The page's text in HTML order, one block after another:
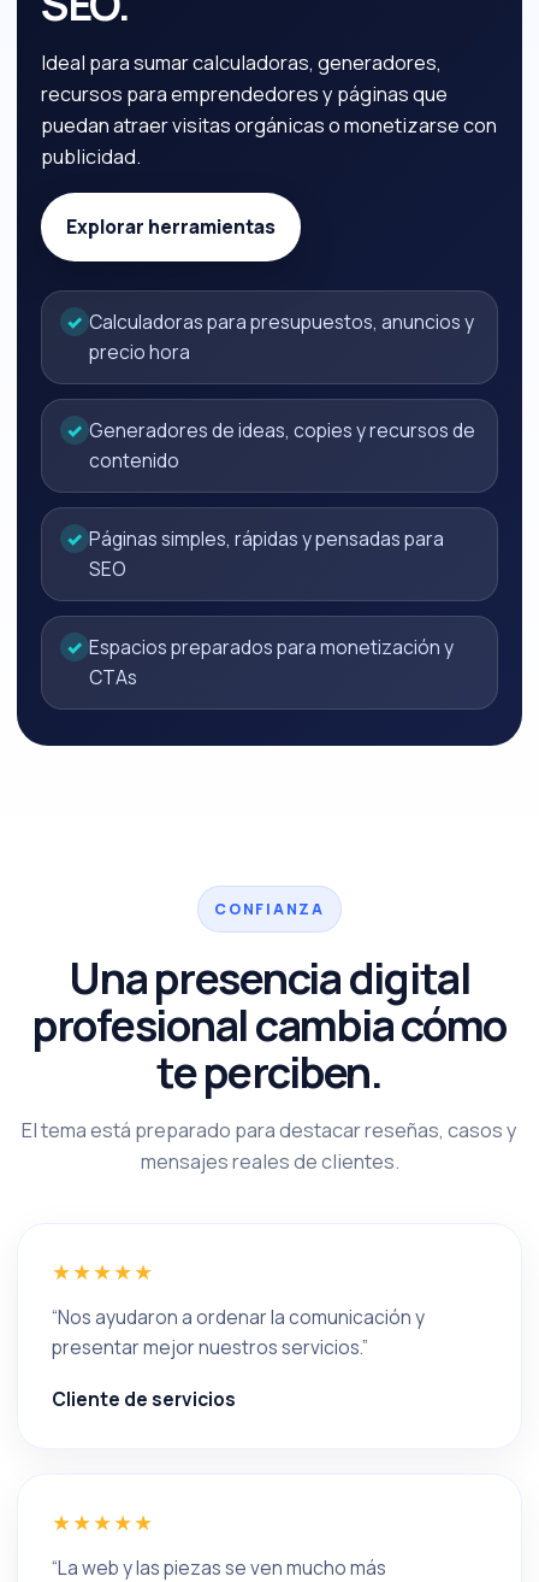
Ideal para sumar calculadoras, generadores,
recursos para emprendedores y páginas que
puedan atraer visitas orgánicas o monetizarse con
publicidad.
Explorar herramientas
✓ Calculadoras para presupuestos, anuncios y
precio hora
✓ Generadores de ideas, copies y recursos de
contenido
✓ Páginas simples, rápidas y pensadas para
SEO
✓ Espacios preparados para monetización y
CTAs
CONFIANZA
Una presencia digital
profesional cambia cómo
te perciben.
El tema está preparado para destacar reseñas, casos y
mensajes reales de clientes.
★★★★★
“Nos ayudaron a ordenar la comunicación y
presentar mejor nuestros servicios.”
Cliente de servicios
★★★★★
“La web y las piezas se ven mucho más